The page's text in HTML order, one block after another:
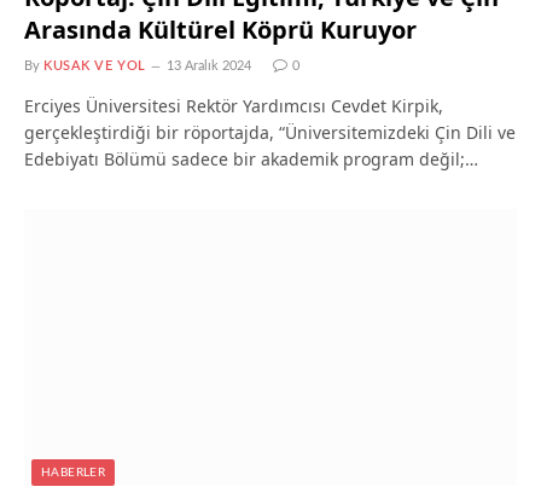
Arasında Kültürel Köprü Kuruyor
By KUSAK VE YOL 13 Aralık 2024 0
Erciyes Üniversitesi Rektör Yardımcısı Cevdet Kirpik,
gerçekleştirdiği bir röportajda, “Üniversitemizdeki Çin Dili ve
Edebiyatı Bölümü sadece bir akademik program değil;…
HABERLER